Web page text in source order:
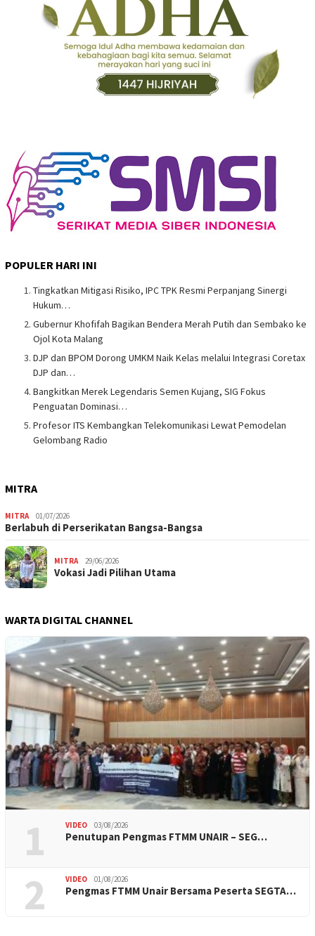
POPULER HARI INI
Tingkatkan Mitigasi Risiko, IPC TPK Resmi Perpanjang Sinergi
Hukum…
Gubernur Khofifah Bagikan Bendera Merah Putih dan Sembako ke
Ojol Kota Malang
DJP dan BPOM Dorong UMKM Naik Kelas melalui Integrasi Coretax
DJP dan…
Bangkitkan Merek Legendaris Semen Kujang, SIG Fokus
Penguatan Dominasi…
Profesor ITS Kembangkan Telekomunikasi Lewat Pemodelan
Gelombang Radio
MITRA
MITRA 01/07/2026
Berlabuh di Perserikatan Bangsa-Bangsa
MITRA 29/06/2026
Vokasi Jadi Pilihan Utama
WARTA DIGITAL CHANNEL
1 VIDEO 03/08/2026
Penutupan Pengmas FTMM UNAIR – SEG…
2 VIDEO 01/08/2026
Pengmas FTMM Unair Bersama Peserta SEGTA…